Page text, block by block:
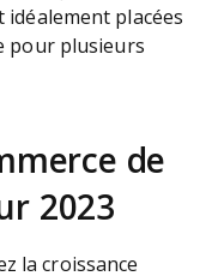
idéalement placées
pour plusieurs
de
2023
la croissance